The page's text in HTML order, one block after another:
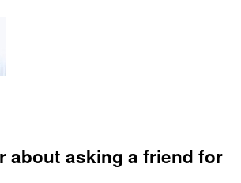
about asking a friend for